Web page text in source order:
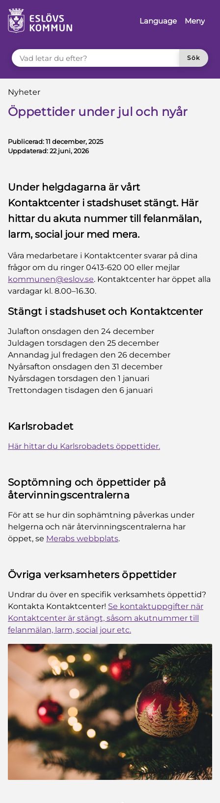
till innehåll
Language
Meny
VAD LETAR DU EFTER?
Sök
Du är här:
Nyheter
Öppettider under jul och nyår
Publicerad:11 december, 2025
Uppdaterad:22 juni, 2026
Under helgdagarna är vårt
Kontaktcenter i stadshuset stängt. Här
hittar du akuta nummer till felanmälan,
larm, social jour med mera.
Våra medarbetare i Kontaktcenter svarar på dina
frågor om du ringer 0413-620 00 eller mejlar
kommunen@eslov.se. Kontaktcenter har öppet alla
vardagar kl. 8.00–16.30.
Stängt i stadshuset och Kontaktcenter
Julafton onsdagen den 24 december
Juldagen torsdagen den 25 december
Annandag jul fredagen den 26 december
Nyårsafton onsdagen den 31 december
Nyårsdagen torsdagen den 1 januari
Trettondagen tisdagen den 6 januari
Karlsrobadet
Här hittar du Karlsrobadets öppettider.
Soptömning och öppettider på
återvinningscentralerna
För att se hur din sophämtning påverkas under
helgerna och när återvinningscentralerna har
öppet, se Merabs webbplats.
Övriga verksamheters öppettider
Undrar du över en specifik verksamhets öppettid?
Kontakta Kontaktcenter! Se kontaktuppgifter när
Kontaktcenter är stängt, såsom akutnummer till
felanmälan, larm, social jour etc.